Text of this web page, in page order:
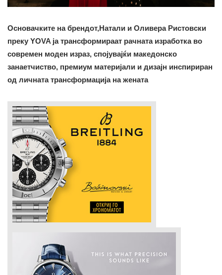
Основачките на брендот,Натали и Оливера Ристовски
преку YOVA ја трансформираат рачната изработка во
современ моден израз, спојувајќи македонско
занаетчиство, премиум материјали и дизајн инспириран
од личната трансформација на жената